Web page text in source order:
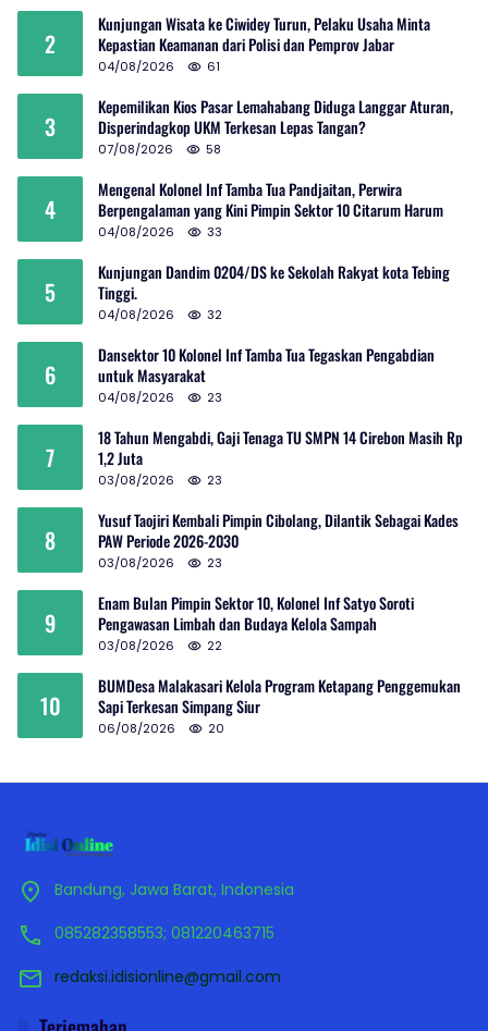
2
Kunjungan Wisata ke Ciwidey Turun, Pelaku Usaha Minta
Kepastian Keamanan dari Polisi dan Pemprov Jabar
04/08/2026 61
3
Kepemilikan Kios Pasar Lemahabang Diduga Langgar Aturan,
Disperindagkop UKM Terkesan Lepas Tangan?
07/08/2026 58
4
Mengenal Kolonel Inf Tamba Tua Pandjaitan, Perwira
Berpengalaman yang Kini Pimpin Sektor 10 Citarum Harum
04/08/2026 33
5
Kunjungan Dandim 0204/DS ke Sekolah Rakyat kota Tebing
Tinggi.
04/08/2026 32
6
Dansektor 10 Kolonel Inf Tamba Tua Tegaskan Pengabdian
untuk Masyarakat
04/08/2026 23
7
18 Tahun Mengabdi, Gaji Tenaga TU SMPN 14 Cirebon Masih Rp
1,2 Juta
03/08/2026 23
8
Yusuf Taojiri Kembali Pimpin Cibolang, Dilantik Sebagai Kades
PAW Periode 2026-2030
03/08/2026 23
9
Enam Bulan Pimpin Sektor 10, Kolonel Inf Satyo Soroti
Pengawasan Limbah dan Budaya Kelola Sampah
03/08/2026 22
10
BUMDesa Malakasari Kelola Program Ketapang Penggemukan
Sapi Terkesan Simpang Siur
06/08/2026 20
Bandung, Jawa Barat, Indonesia
085282358553; 081220463715
redaksi.idisionline@gmail.com